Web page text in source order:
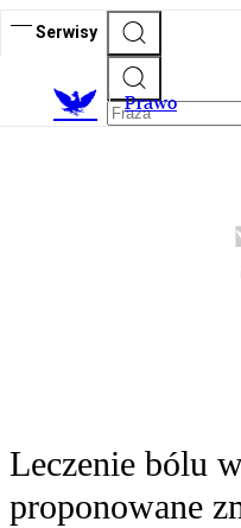
Serwisy
Prawo
Leczenie bólu
proponowane